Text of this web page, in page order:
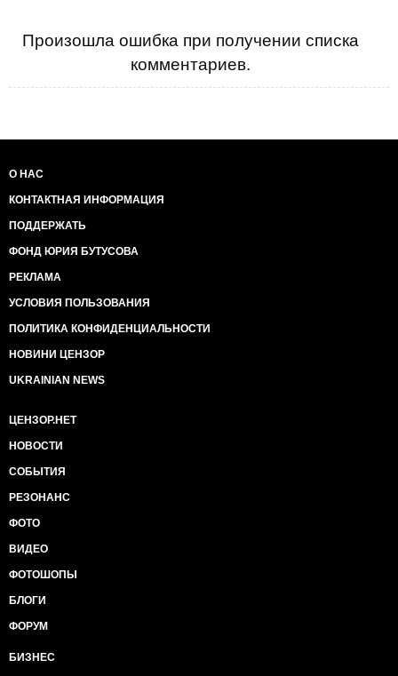
Произошла ошибка при получении списка
комментариев.
О НАС
КОНТАКТНАЯ ИНФОРМАЦИЯ
ПОДДЕРЖАТЬ
ФОНД ЮРИЯ БУТУСОВА
РЕКЛАМА
УСЛОВИЯ ПОЛЬЗОВАНИЯ
ПОЛИТИКА КОНФИДЕНЦИАЛЬНОСТИ
НОВИНИ ЦЕНЗОР
UKRAINIAN NEWS
ЦЕНЗОР.НЕТ
НОВОСТИ
СОБЫТИЯ
РЕЗОНАНС
ФОТО
ВИДЕО
ФОТОШОПЫ
БЛОГИ
ФОРУМ
БИЗНЕС